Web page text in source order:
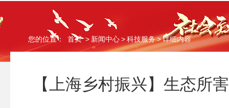
您的位置： 首页> 新闻中心>科技服务>详细内容
【上海乡村振兴】生态所